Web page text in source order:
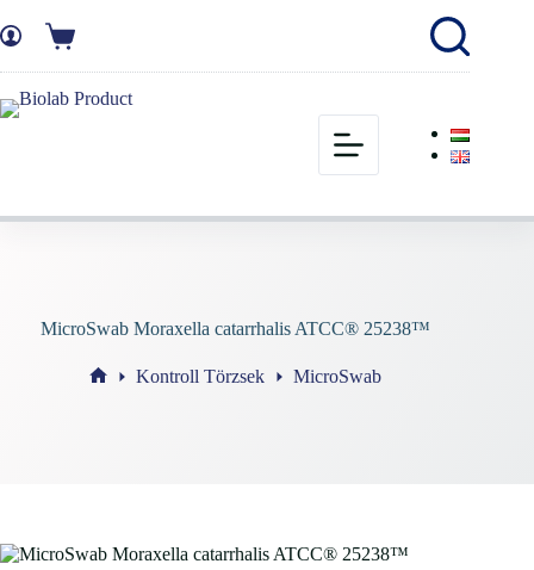
MicroSwab Moraxella catarrhalis ATCC® 25238™
Kontroll Törzsek MicroSwab